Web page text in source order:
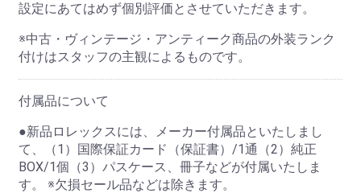
設定にあてはめず個別評価とさせていただきます。
※中古・ヴィンテージ・アンティーク商品の外装ランク
付けはスタッフの主観によるものです。
付属品について
●新品ロレックスには、メーカー付属品といたしまし
て、（1）国際保証カード（保証書）/1通（2）純正
BOX/1個（3）パスケース、冊子などが付属いたしま
す。 ※欠損セール品などは除きます。